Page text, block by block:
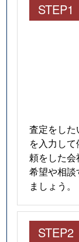
STEP1
査定をし
を入力し
頼をした会
希望や相談
ましょう。
STEP2